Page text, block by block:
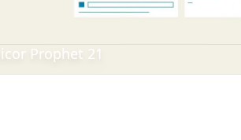
Prophet 21